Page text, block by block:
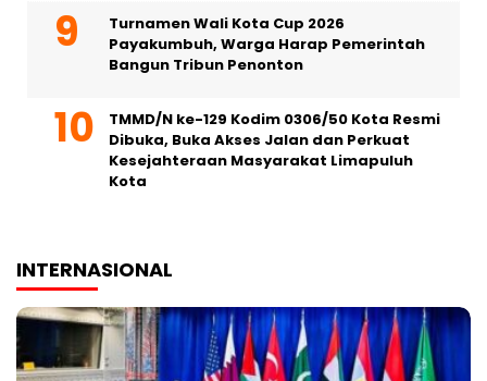
Turnamen Wali Kota Cup 2026
Payakumbuh, Warga Harap Pemerintah
Bangun Tribun Penonton
TMMD/N ke-129 Kodim 0306/50 Kota Resmi
Dibuka, Buka Akses Jalan dan Perkuat
Kesejahteraan Masyarakat Limapuluh
Kota
INTERNASIONAL